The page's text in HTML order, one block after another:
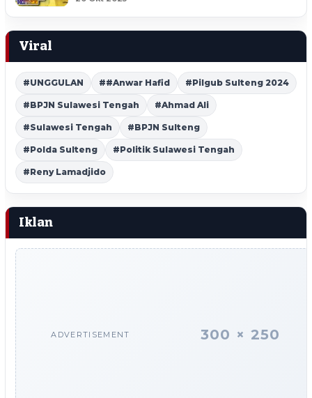
Viral
#UNGGULAN ##Anwar Hafid #Pilgub Sulteng 2024
#BPJN Sulawesi Tengah #Ahmad Ali
#Sulawesi Tengah #BPJN Sulteng
#Polda Sulteng #Politik Sulawesi Tengah
#Reny Lamadjido
Iklan
ADVERTISEMENT 300 × 250